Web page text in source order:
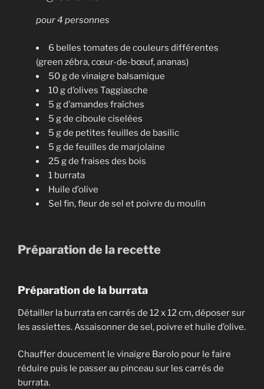
pour 4 personnes
6 belles tomates de couleurs différentes
(green zébra, cœur-de-bœuf, ananas)
50 g de vinaigre balsamique
10 g d’olives Taggiasche
5 g d’amandes fraîches
5 g de ciboule ciselées
5 g de petites feuilles de basilic
5 g de feuilles de marjolaine
25 g de fraises des bois
1 burrata
Huile d’olive
Sel fin, fleur de sel et poivre du moulin
Préparation de la recette
Préparation de la burrata
Détailler la burrata en carrés de 12 x 12 cm, déposer sur
les assiettes. Assaisonner de sel, poivre et huile d’olive.
​Chauffer doucement le vinaigre Barolo pour le faire
réduire puis le passer au pinceau sur les carrés de
burrata.